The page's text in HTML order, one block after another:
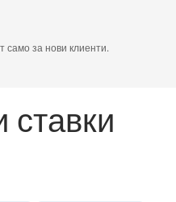
само за нови клиенти.